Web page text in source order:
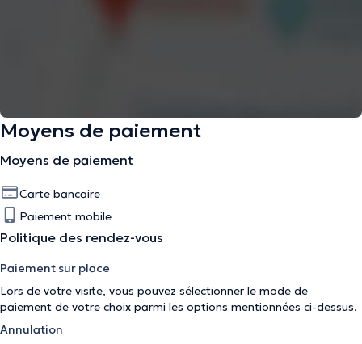
Moyens de paiement
Moyens de paiement
Carte bancaire
Paiement mobile
Politique des rendez-vous
Paiement sur place
Lors de votre visite, vous pouvez sélectionner le mode de
paiement de votre choix parmi les options mentionnées ci-dessus.
Annulation